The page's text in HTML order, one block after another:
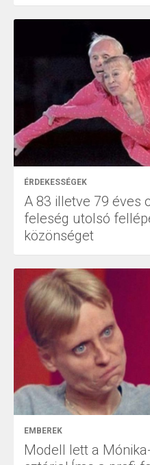
ÉRDEKESSÉGEK
A 83 illetve 79 éves
feleség utolsó
közönséget
EMBEREK
Modell lett a